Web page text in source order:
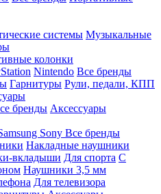
системы Музыкальные
колонки
Nintendo Все бренды
Гарнитуры Рули, педали, КПП
бренды Аксессуары
Sony Все бренды
Накладные наушники
вкладыши Для спорта С
Наушники 3,5 мм
Для телевизора